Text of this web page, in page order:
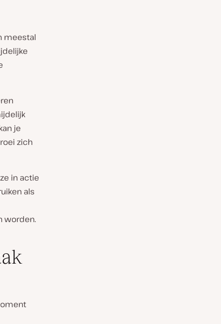
meestal
je
zich
in actie
als
worden.